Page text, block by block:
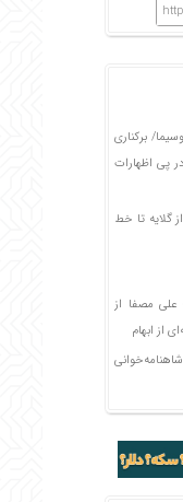
برکناری
پی اظهارات
گلایه تا خط
علی مصفا از
از ابهام